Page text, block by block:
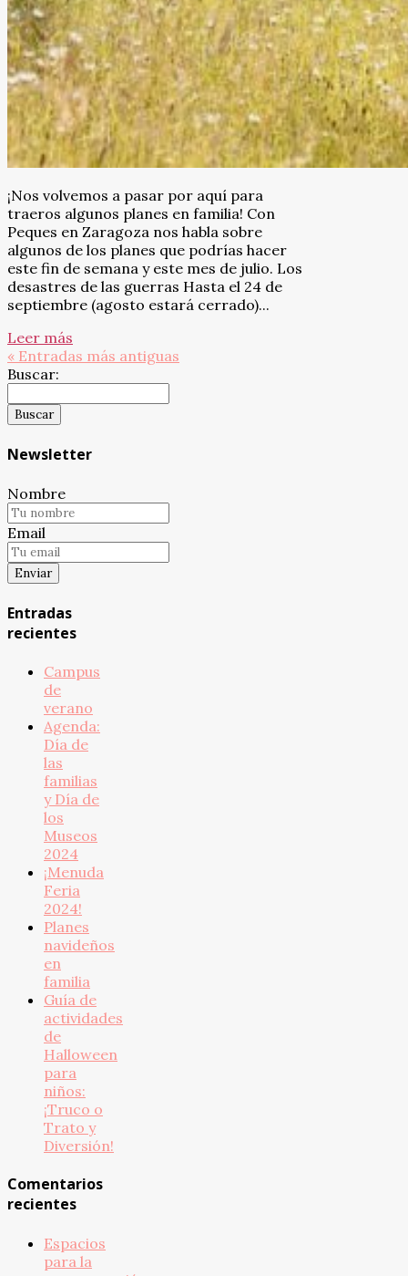
¡Nos volvemos a pasar por aquí para
traeros algunos planes en familia! Con
Peques en Zaragoza nos habla sobre
algunos de los planes que podrías hacer
este fin de semana y este mes de julio. Los
desastres de las guerras Hasta el 24 de
septiembre (agosto estará cerrado)...
Leer más
« Entradas más antiguas
Buscar:
Newsletter
Nombre
Email
Entradas
recientes
Campus
de
verano
Agenda:
Día de
las
familias
y Día de
los
Museos
2024
¡Menuda
Feria
2024!
Planes
navideños
en
familia
Guía de
actividades
de
Halloween
para
niños:
¡Truco o
Trato y
Diversión!
Comentarios
recientes
Espacios
para la